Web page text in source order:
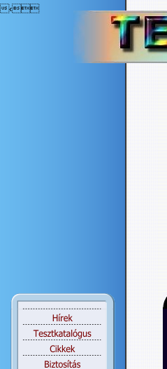
‹